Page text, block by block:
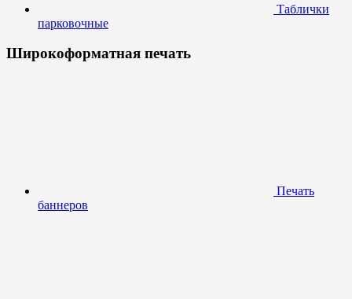
Таблички
парковочные
Широкоформатная печать
Печать
баннеров